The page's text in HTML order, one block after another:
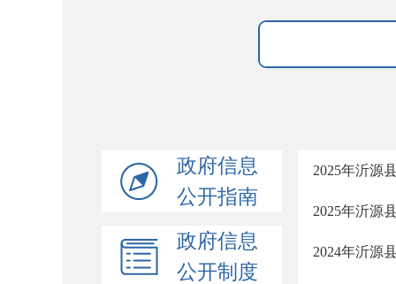
政府信息
公开指南
政府信息
公开制度
2025年沂源
2025年沂源
2024年沂源